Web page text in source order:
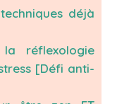
déjà
réflexologie
[Défi anti-